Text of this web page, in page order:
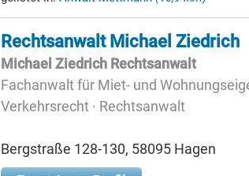
Rechtsanwalt Michael Ziedrich
Michael Ziedrich Rechtsanwalt
Fachanwalt für Miet- und
Verkehrsrecht · Rechtsanwalt
Bergstraße 128-130, 58095 Hagen